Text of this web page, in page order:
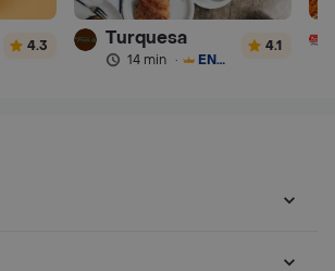
4.3 Turquesa
14 min · ENVÍO GRATIS
4.1